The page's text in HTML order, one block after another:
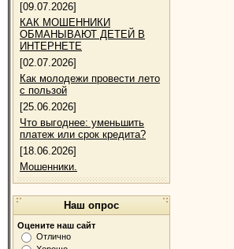
[09.07.2026]
КАК МОШЕННИКИ
ОБМАНЫВАЮТ ДЕТЕЙ В
ИНТЕРНЕТЕ
[02.07.2026]
Как молодежи провести лето
с пользой
[25.06.2026]
Что выгоднее: уменьшить
платеж или срок кредита?
[18.06.2026]
Мошенники.
Наш опрос
Оцените наш сайт
Отлично